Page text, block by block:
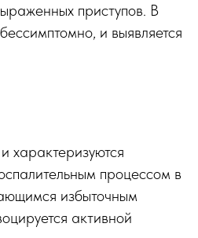
приступов. В
и выявляется
характеризуются
процессом в
избыточным
активной